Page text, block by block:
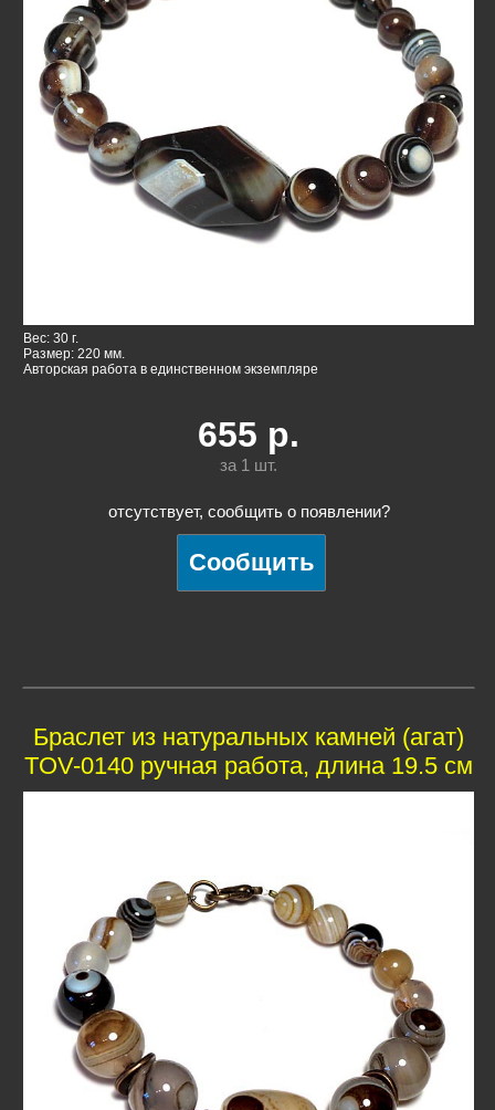
Вес: 30 г.
Размер: 220 мм.
Авторская работа в единственном экземпляре
655 р.
за 1 шт.
отсутствует, сообщить о появлении?
Браслет из натуральных камней (агат)
TOV-0140 ручная работа, длина 19.5 см